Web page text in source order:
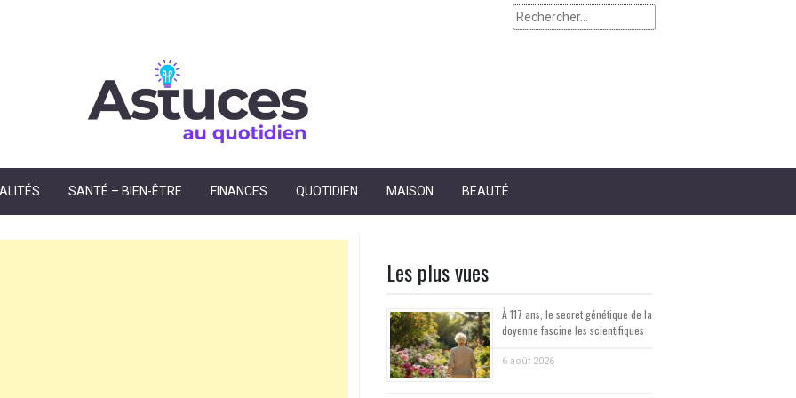
SANTÉ – BIEN-ÊTRE FINANCES QUOTIDIEN MAISON BEAUTÉ
Les plus vues
À 117 ans, le secret génétique de la
doyenne fascine les scientifiques
6 août 2026